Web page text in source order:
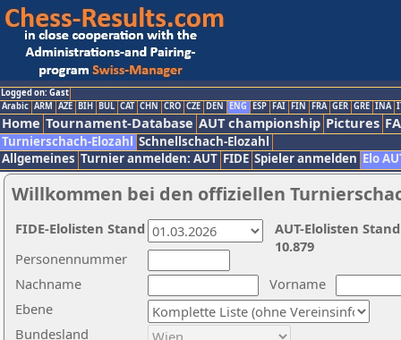
Logged on: Gast
Arabic ARM AZE BIH BUL CAT CHN CRO CZE DEN ENG ESP FAI FIN FRA GER GRE INA
Home Tournament-Database AUT championship Pictures
Turnierschach-Elozahl Schnellschach-Elozahl
Allgemeines Turnier anmelden: AUT FIDE Spieler anmelden Elo
Willkommen bei den offiziellen
Nachname
Vorname
Ebene
Personennummer
Bundesland
AUT-Elolisten
10.879
FIDE-Elolisten Stand